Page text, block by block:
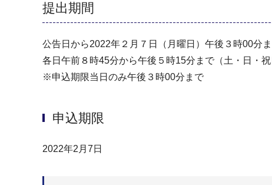
提出期間
公告日から2022年２月７日（月曜日）午後３時00分
各日午前８時45分から午後５時15分まで（⼟・⽇・
※申込期限当日のみ午後３時00分まで
申込期限
2022年2月7日